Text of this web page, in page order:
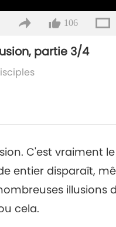
106
partie 3/4
C'est vraiment
entier disparaît,
illusions
cela.